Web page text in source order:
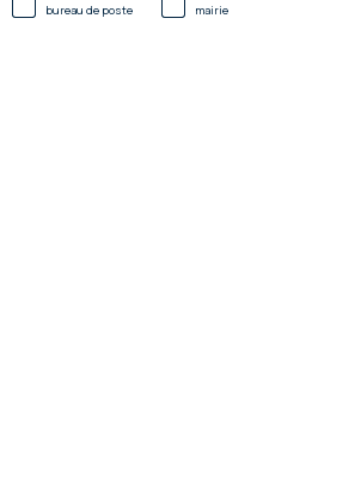
bureau de poste mairie